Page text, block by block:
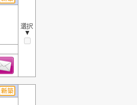
選択
▼